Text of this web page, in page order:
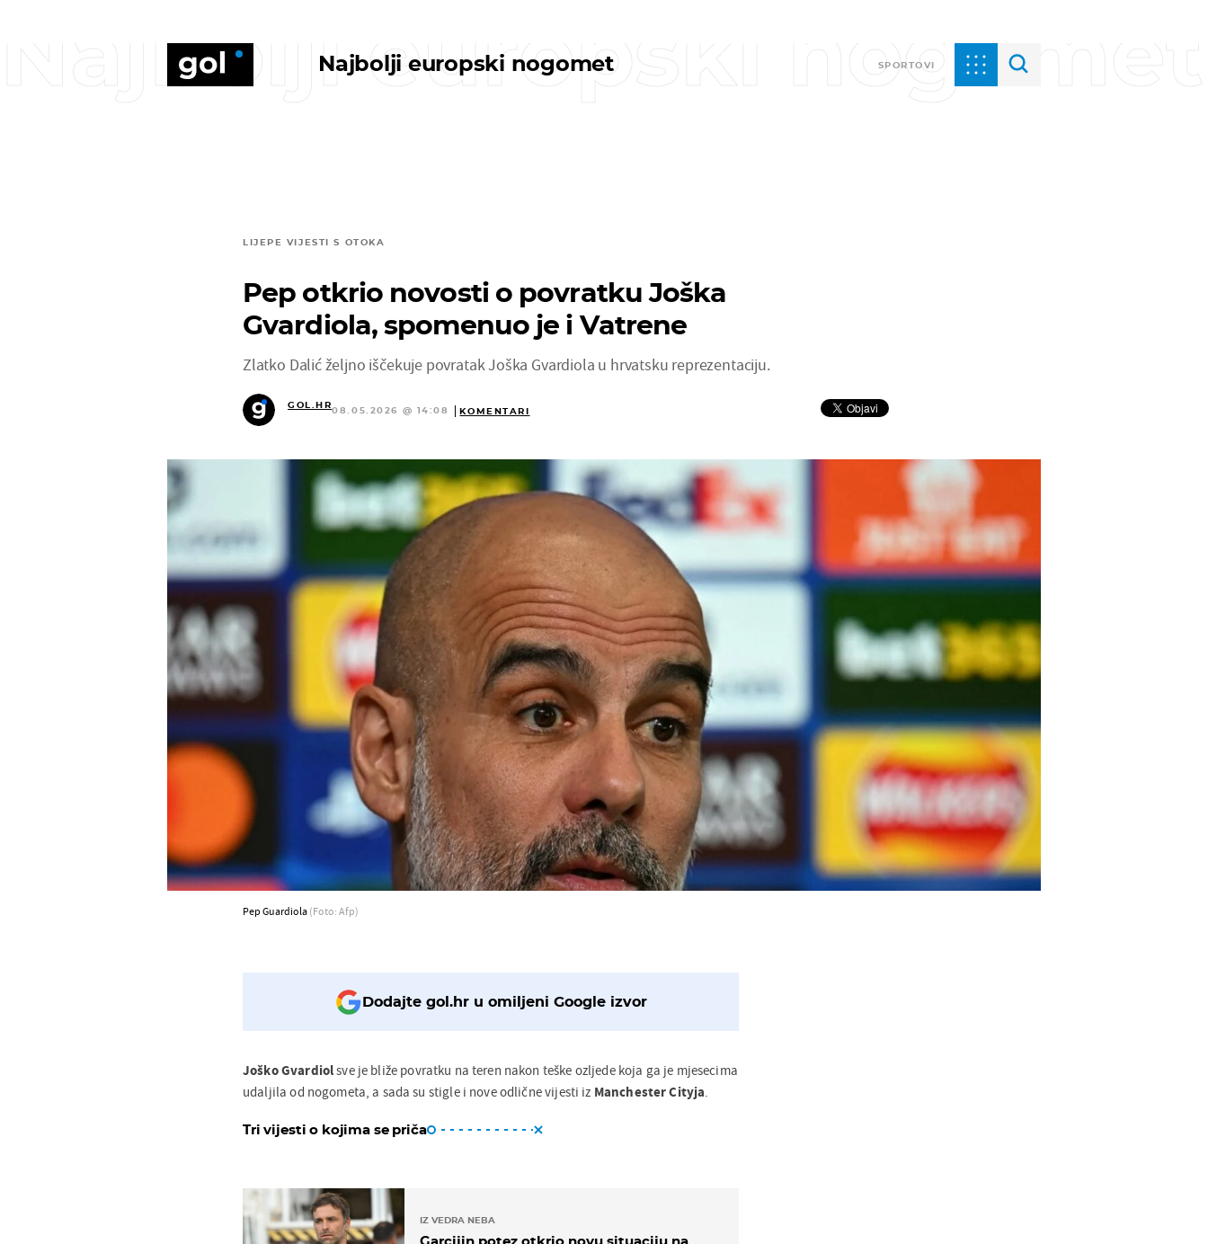
Najbolji europski nogomet SPORTOVI
Najbolji europski nogomet
LIJEPE VIJESTI S OTOKA
Pep otkrio novosti o povratku Joška
Gvardiola, spomenuo je i Vatrene
Zlatko Dalić željno iščekuje povratak Joška Gvardiola u hrvatsku reprezentaciju.
GOL.HR
08.05.2026 @ 14:08 KOMENTARI
Pep Guardiola (Foto: Afp)
Dodajte gol.hr u omiljeni Google izvor
Joško Gvardiolsve je bliže povratku na teren nakon teške ozljede koja ga je mjesecima
udaljila od nogometa, a sada su stigle i nove odlične vijesti iz Manchester Cityja.
Tri vijesti o kojima se priča
IZ VEDRA NEBA